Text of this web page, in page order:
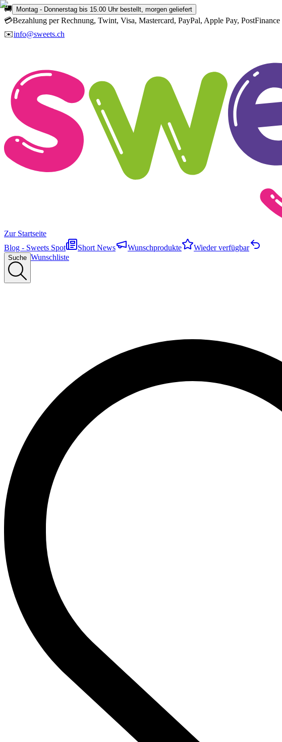
🚚 Montag - Donnerstag bis 15.00 Uhr bestellt, morgen geliefert
💳Bezahlung per Rechnung, Twint, Visa, Mastercard, PayPal, Apple Pay, PostFinance
✉️info@sweets.ch
Zur Startseite
Blog - Sweets Spot
Short News Wunschprodukte Wieder verfügbar
Suche Wunschliste